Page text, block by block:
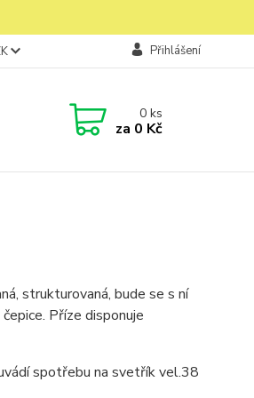
Přihlášení
0ks
za 0 Kč
strukturovaná, bude se s ní
Příze disponuje
spotřebu na svetřík vel.38